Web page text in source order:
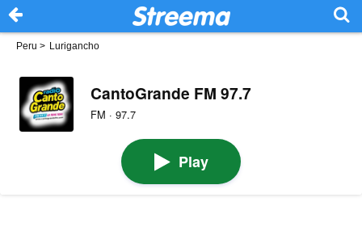
Peru > Lurigancho
CantoGrande FM 97.7
FM · 97.7
Play